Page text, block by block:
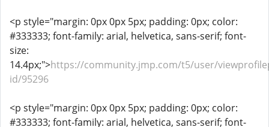
<p style="margin: 0px 0px 5px; padding: 0px; color:
#333333; font-family: arial, helvetica, sans-serif; font-
size:
14.4px;">https://community.jmp.com/t5/user/
id/95296
<p style="margin: 0px 0px 5px; padding: 0px; color:
#333333; font-family: arial, helvetica, sans-serif; font-